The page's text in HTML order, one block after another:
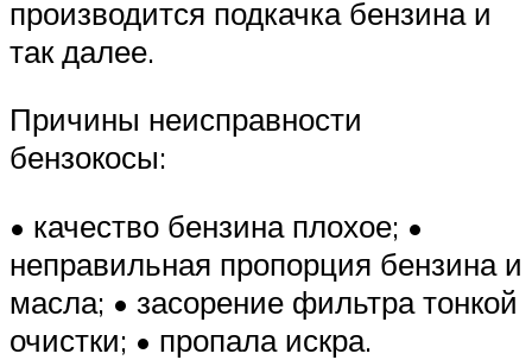
производится подкачка бензина и
так далее.
Причины неисправности
бензокосы:
• качество бензина плохое; •
неправильная пропорция бензина и
масла; • засорение фильтра тонкой
очистки; • пропала искра.